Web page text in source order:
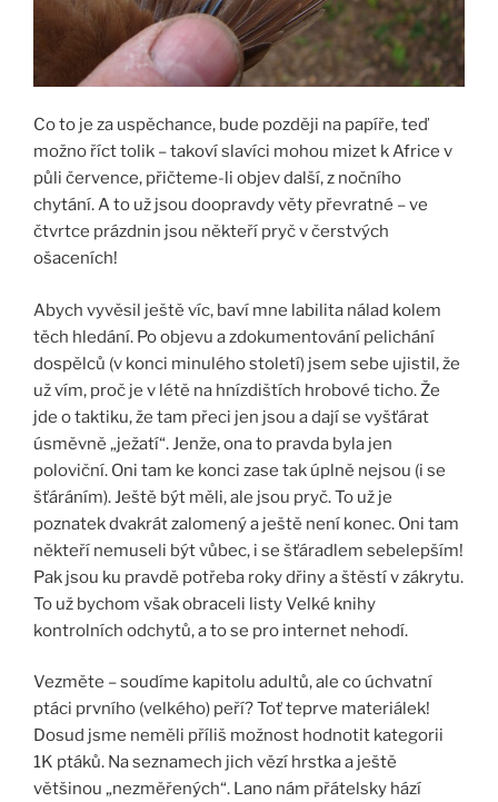
Co to je za uspěchance, bude později na papíře, teď
možno říct tolik – takoví slavíci mohou mizet k Africe v
půli července, přičteme-li objev další, z nočního
chytání. A to už jsou doopravdy věty převratné – ve
čtvrtce prázdnin jsou někteří pryč v čerstvých
ošaceních!
Abych vyvěsil ještě víc, baví mne labilita nálad kolem
těch hledání. Po objevu a zdokumentování pelichání
dospělců (v konci minulého století) jsem sebe ujistil, že
už vím, proč je v létě na hnízdištích hrobové ticho. Že
jde o taktiku, že tam přeci jen jsou a dají se vyšťárat
úsměvně „ježatí“. Jenže, ona to pravda byla jen
poloviční. Oni tam ke konci zase tak úplně nejsou (i se
šťáráním). Ještě být měli, ale jsou pryč. To už je
poznatek dvakrát zalomený a ještě není konec. Oni tam
někteří nemuseli být vůbec, i se šťáradlem sebelepším!
Pak jsou ku pravdě potřeba roky dřiny a štěstí v zákrytu.
To už bychom však obraceli listy Velké knihy
kontrolních odchytů, a to se pro internet nehodí.
Vezměte – soudíme kapitolu adultů, ale co úchvatní
ptáci prvního (velkého) peří? Toť teprve materiálek!
Dosud jsme neměli příliš možnost hodnotit kategorii
1K ptáků. Na seznamech jich vězí hrstka a ještě
většinou „nezměřených“. Lano nám přátelsky hází